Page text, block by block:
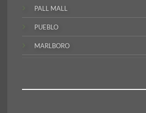
PALL MALL
PUEBLO
MARLBORO